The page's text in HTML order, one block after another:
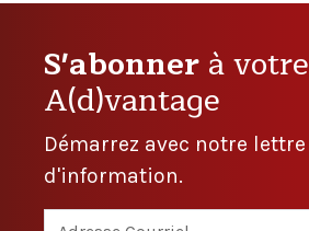
S'abonnerà votre
A(d)vantage
Démarrez avec notre lettre
d'information.